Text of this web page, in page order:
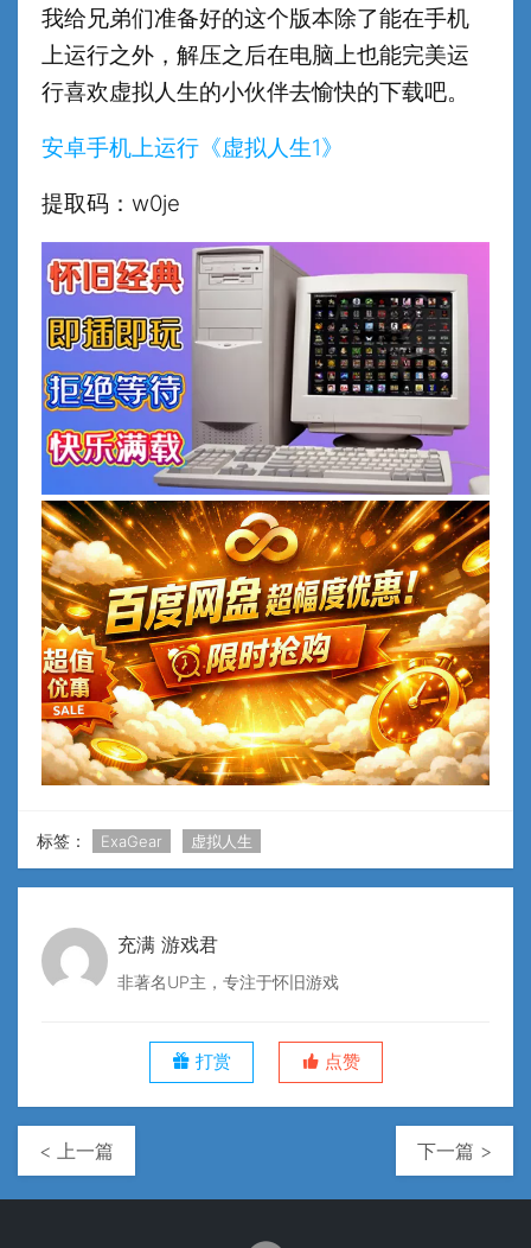
我给兄弟们准备好的这个版本除了能在手机
上运行之外，解压之后在电脑上也能完美运
行喜欢虚拟人生的小伙伴去愉快的下载吧。
安卓手机上运行《虚拟人生1》
提取码：w0je
标签： ExaGear 虚拟人生
充满 游戏君
非著名UP主，专注于怀旧游戏
打赏 点赞
< 上一篇 下一篇 >